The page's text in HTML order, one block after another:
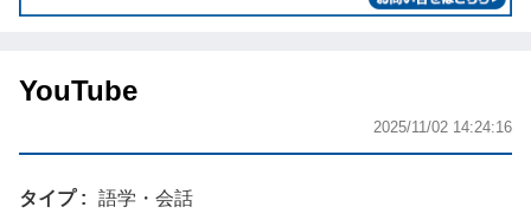
YouTube
2025/11/02 14:24:16
タイプ 語学・会話